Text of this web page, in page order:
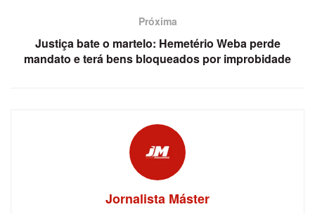
Próxima
Justiça bate o martelo: Hemetério Weba perde
mandato e terá bens bloqueados por improbidade
Jornalista Máster